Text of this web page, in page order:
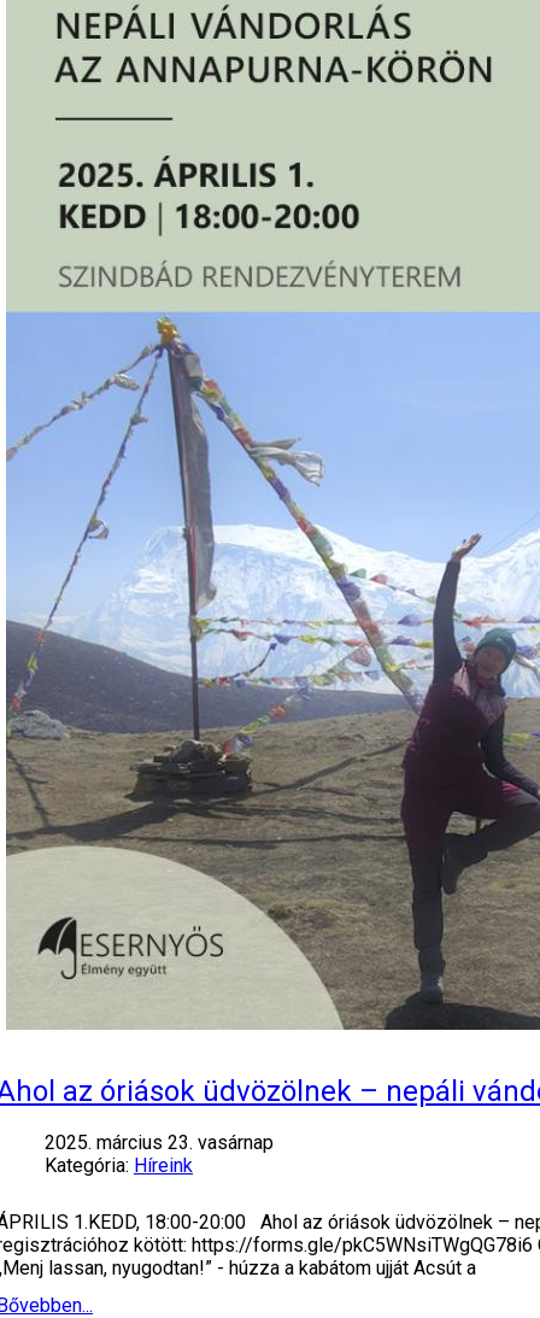
az óriások üdvözölnek – nepáli
2025. március 23. vasárnap
Kategória: Híreink
1.KEDD, 18:00-20:00 Ahol az óriások üdvözölnek –
kötött: https://forms.gle/
lassan, nyugodtan!” - húzza a kabátom ujját Acsút a